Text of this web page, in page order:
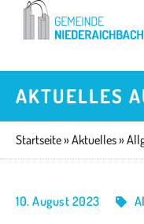
Zum
AKTUELLES
Startseite»Aktuelles»
10. August 2023